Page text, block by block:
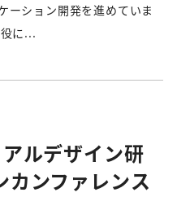
ーション開発を進めていま
に...
ルデザイン研
カンファレンス